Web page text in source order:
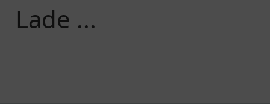
Lade ...